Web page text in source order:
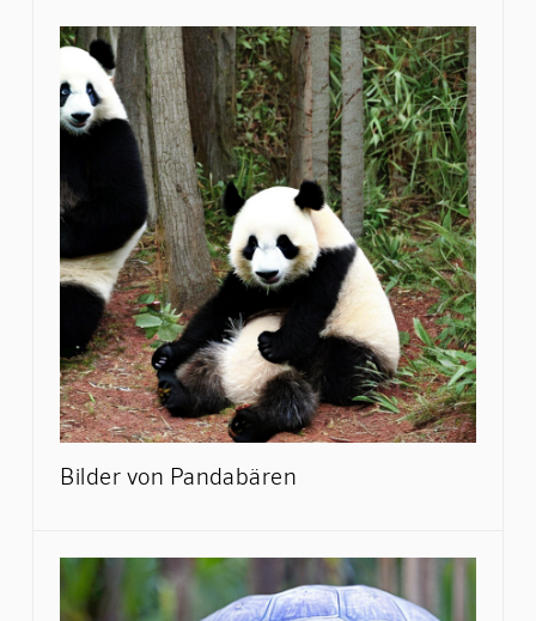
Bilder von Pandabären